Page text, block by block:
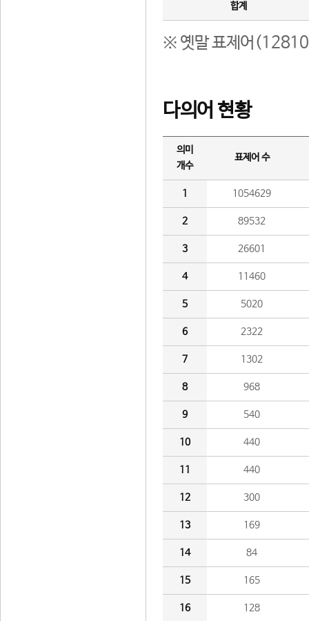
합계
※ 옛말 표제어(12810
다의어 현황
의미
개수
표제어 수
1 1054629
2 89532
3 26601
4 11460
5 5020
6 2322
7 1302
8 968
9 540
10 440
11 440
12 300
13 169
14 84
15 165
16 128